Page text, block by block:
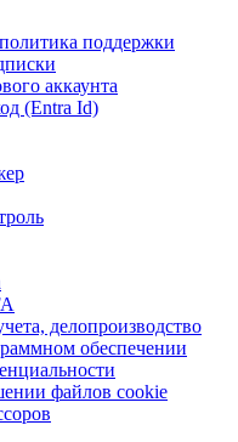
поддержки
аккаунта
(Entra Id)
делопроизводство
обеспечении
файлов cookie